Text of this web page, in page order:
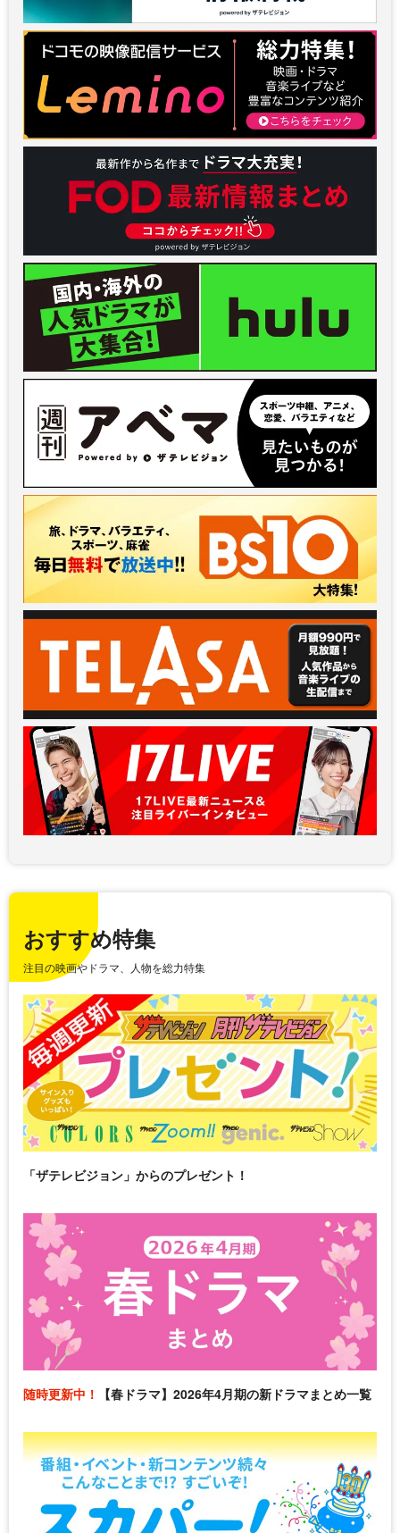
おすすめ特集
注目の映画やドラマ、人物を総力特集
「ザテレビジョン」からのプレゼント！
随時更新中！ 【春ドラマ】2026年4月期の新ドラマまとめ一覧